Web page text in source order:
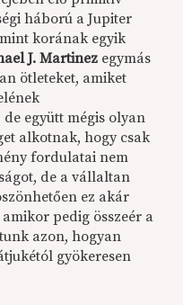
háború a Jupiter
korának egyik
J. Martinez egymás
ötleteket, amiket
együtt mégis olyan
alkotnak, hogy csak
fordulatai nem
de a vállaltan
ez akár
pedig összeér a
azon, hogyan
gyökeresen